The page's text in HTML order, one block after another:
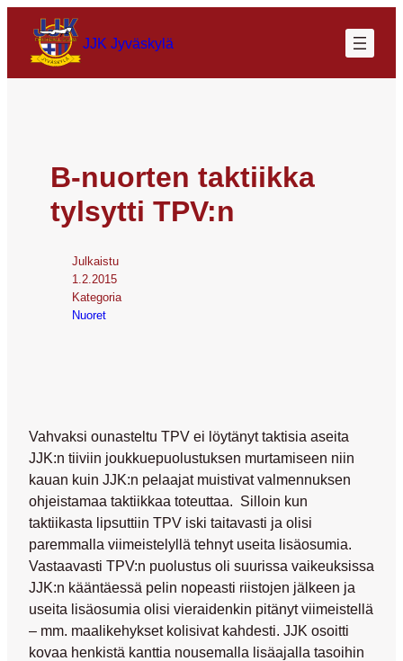
JJK Jyväskylä
B-nuorten taktiikka
tylsytti TPV:n
Julkaistu
1.2.2015
Kategoria
Nuoret
Vahvaksi ounasteltu TPV ei löytänyt taktisia aseita
JJK:n tiiviin joukkuepuolustuksen murtamiseen niin
kauan kuin JJK:n pelaajat muistivat valmennuksen
ohjeistamaa taktiikkaa toteuttaa. Silloin kun
taktiikasta lipsuttiin TPV iski taitavasti ja olisi
paremmalla viimeistelyllä tehnyt useita lisäosumia.
Vastaavasti TPV:n puolustus oli suurissa vaikeuksissa
JJK:n kääntäessä pelin nopeasti riistojen jälkeen ja
useita lisäosumia olisi vieraidenkin pitänyt viimeistellä
– mm. maalikehykset kolisivat kahdesti. JJK osoitti
kovaa henkistä kanttia nousemalla lisäajalla tasoihin